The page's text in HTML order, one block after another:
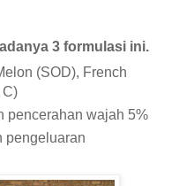
3 formulasi ini.
(SOD), French
C)
pencerahan wajah 5%
pengeluaran